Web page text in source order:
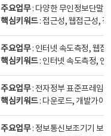
주요업무: 다양한 무인정보단말
핵심키워드: 접근성, 웹접근성,
주요업무: 인터넷 속도측정, 웹접
핵심키워드: 인터넷 속도측정, 인
주요업무: 전자정부 표준프레임
핵심키워드: 다운로드, 개발가이
주요업무: 정보통신보조기기 보